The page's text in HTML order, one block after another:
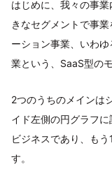
はじめに、我々の事
きなセグメントで事
ーション事業、いわ
業という、SaaS型の
2つのうちのメインは
イド左側の円グラフ
ビジネスであり、も
す。